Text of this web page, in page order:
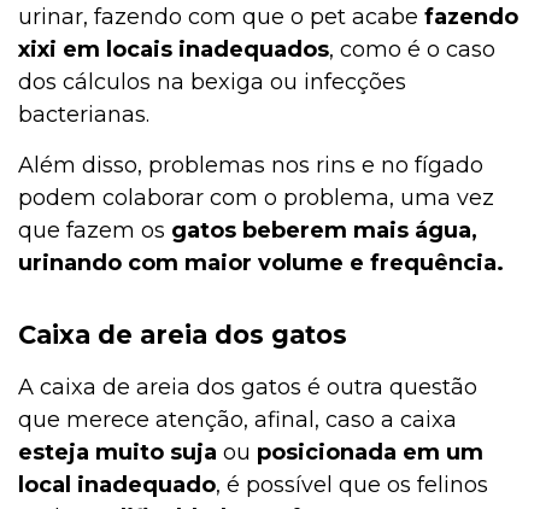
urinar, fazendo com que o pet acabe fazendo
xixi em locais inadequados, como é o caso
dos cálculos na bexiga ou infecções
bacterianas.
Além disso, problemas nos rins e no fígado
podem colaborar com o problema, uma vez
que fazem os gatos beberem mais água,
urinando com maior volume e frequência.
Caixa de areia dos gatos
A caixa de areia dos gatos é outra questão
que merece atenção, afinal, caso a caixa
esteja muito suja ou posicionada em um
local inadequado, é possível que os felinos